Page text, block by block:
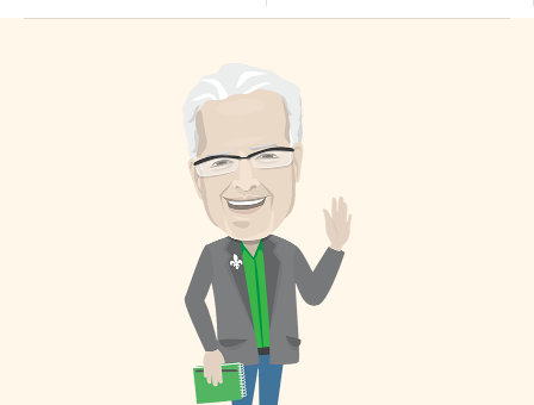
d’aliments crus et déshydratés
pour sa famille et ses amis, et
pour satisfaire son propre désir
d’un substitut au pain après
rencontre imprévue lui a valu
sa première commande. À
peine six mois plus tard, elle
producteurs de l’Ontario et les
industries alimentaire et
nutraceutique. Dans un avenir
assez rapproché, on profitera
des propriétés bénéfiques pour
la santé des oignons par
l’entremise de suppléments,
d’additifs alimentaires et de
crèmes. Flavonoïde
antioxydant On sait depuis
longtemps que les oignons
présentent la teneur la plus
élevée en quercétine (un […]